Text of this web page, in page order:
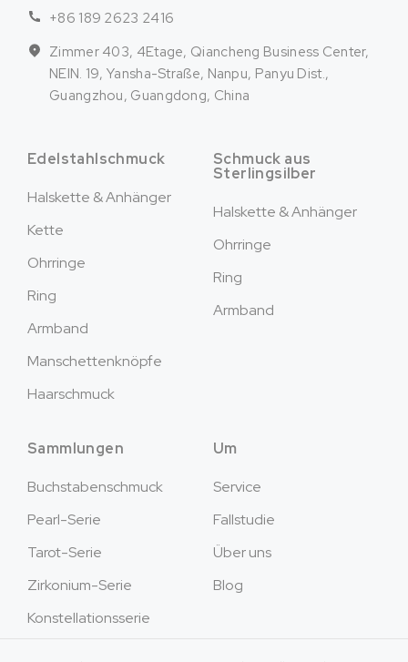
+86 189 2623 2416
Zimmer 403, 4Etage, Qiancheng Business Center,
NEIN. 19, Yansha-Straße, Nanpu, Panyu Dist.,
Guangzhou, Guangdong, China
Edelstahlschmuck
Halskette & Anhänger
Kette
Ohrringe
Ring
Armband
Manschettenknöpfe
Haarschmuck
Schmuck aus
Sterlingsilber
Halskette & Anhänger
Ohrringe
Ring
Armband
Sammlungen
Buchstabenschmuck
Pearl-Serie
Tarot-Serie
Zirkonium-Serie
Konstellationsserie
Um
Service
Fallstudie
Über uns
Blog